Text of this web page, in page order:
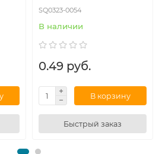
SQ0323-0054
В наличии
0.49 руб.
В корзину
Быстрый заказ